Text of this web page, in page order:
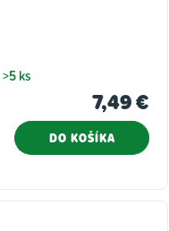
>5 ks
7,49 €
DO KOŠÍKA